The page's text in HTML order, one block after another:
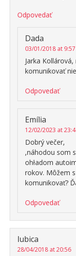
Odpovedať
Dada
03/01/2018 at 9:57
Jarka
komunikovať
Odpovedať
Emília
12/02/2023 at
Dobrý večer,
,náhodou som
ohładom
rokov. Môžem
komunikovať?
Odpovedať
lubica
28/04/2018 at 20:56